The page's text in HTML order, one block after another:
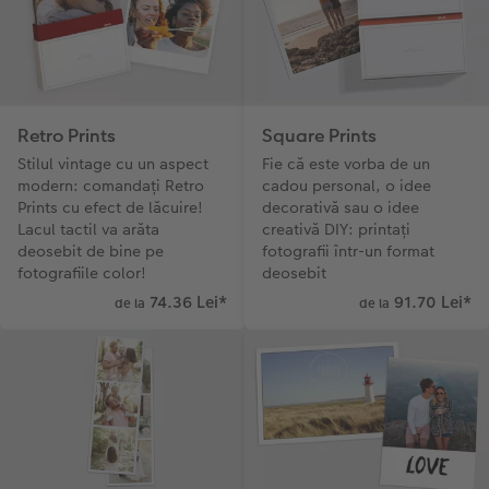
Retro Prints
Stilul vintage cu un aspect
modern: comandați Retro
Prints cu efect de lăcuire!
Lacul tactil va arăta
deosebit de bine pe
fotografiile color!
de la 74.36 Lei*
Square Prints
Fie că este vorba de un
cadou personal, o idee
decorativă sau o idee
creativă DIY: printați
fotografii într-un format
deosebit
de la 91.70 Lei*